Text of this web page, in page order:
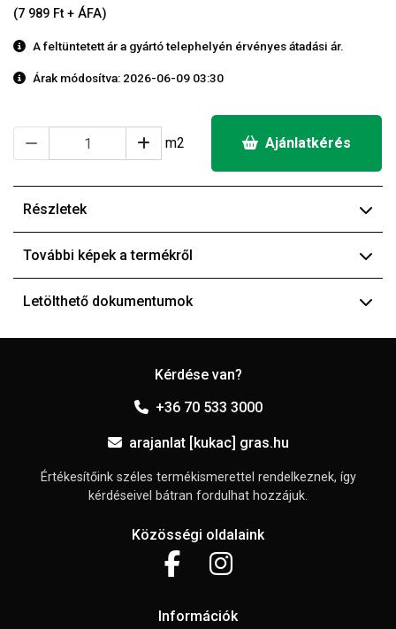
(7 989 Ft + ÁFA)
A feltüntetett ár a gyártó telephelyén érvényes átadási ár.
Árak módosítva: 2026-06-09 03:30
m2 Ajánlatkérés
Részletek
További képek a termékről
Letölthető dokumentumok
Kérdése van?
+36 70 533 3000
arajanlat [kukac] gras.hu
Értékesítőink széles termékismerettel rendelkeznek, így
kérdéseivel bátran fordulhat hozzájuk.
Közösségi oldalaink
Információk